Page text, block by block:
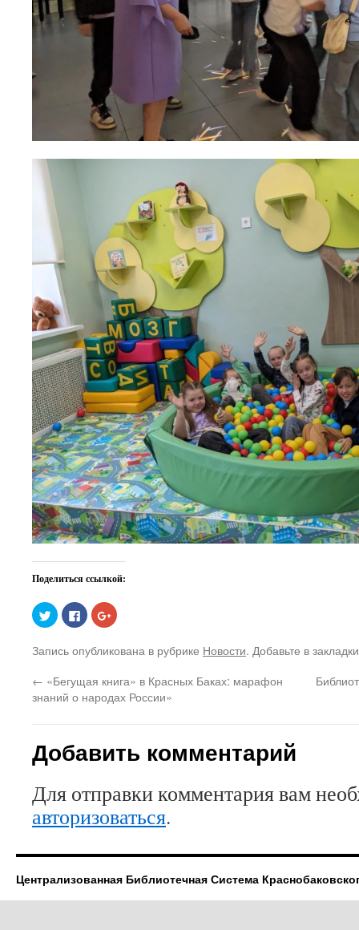
Поделиться ссылкой:
Нажмите,
чтобы
поделиться
Twitter
(Открывается
новом
окне)
Нажмите
здесь,
чтобы
контентом
на
(Открывается
в
новом
окне)
Нажмите,
чтобы
Google+
(Открывается
новом
окне)
Запись опубликована в рубрике Новости. Добавьте в
← «Бегущая книга» в Красных Баках: марафон
знаний о народах России»
Добавить комментарий
Для отправки комментария вам
авторизоваться.
Централизованная Библиотечная Система